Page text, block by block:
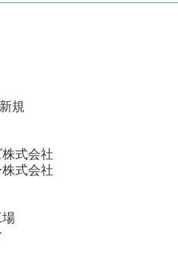
規
式会社
式会社